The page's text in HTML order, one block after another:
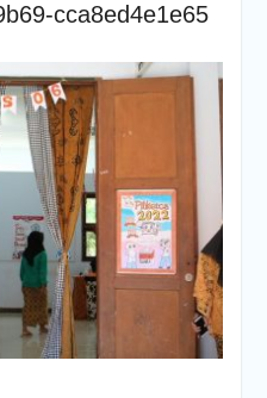
cca8ed4e1e65